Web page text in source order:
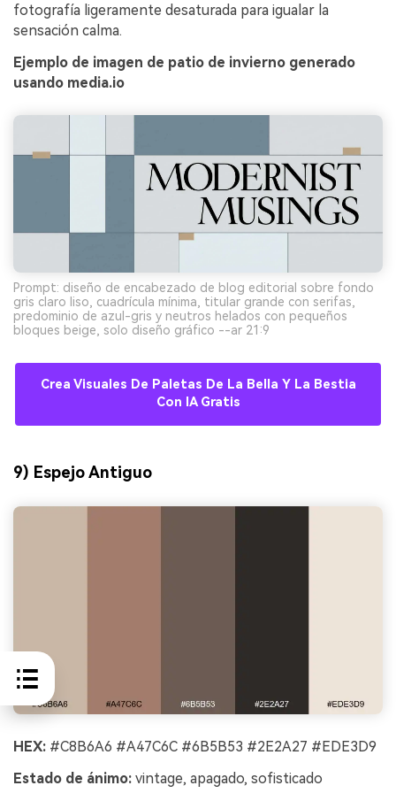
fotografía ligeramente desaturada para igualar la
sensación calma.
Ejemplo de imagen de patio de invierno generado
usando media.io
Prompt: diseño de encabezado de blog editorial sobre fondo
gris claro liso, cuadrícula mínima, titular grande con serifas,
predominio de azul-gris y neutros helados con pequeños
bloques beige, solo diseño gráfico --ar 21:9
Crea Visuales De Paletas De La Bella Y La Bestia
Con IA Gratis
9) Espejo Antiguo
HEX: #C8B6A6 #A47C6C #6B5B53 #2E2A27 #EDE3D9
Estado de ánimo: vintage, apagado, sofisticado